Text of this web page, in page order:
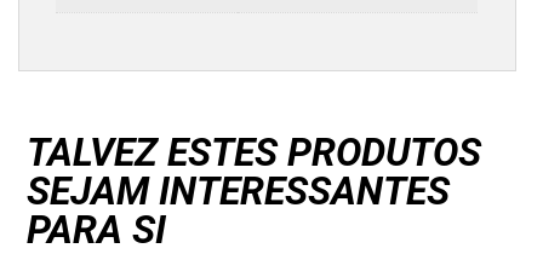
TALVEZ ESTES PRODUTOS
SEJAM INTERESSANTES
PARA SI